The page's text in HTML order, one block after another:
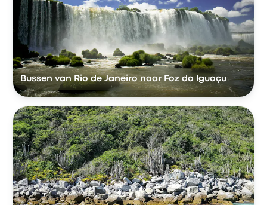
Bussen van Rio de Janeiro naar Foz do Iguaçu